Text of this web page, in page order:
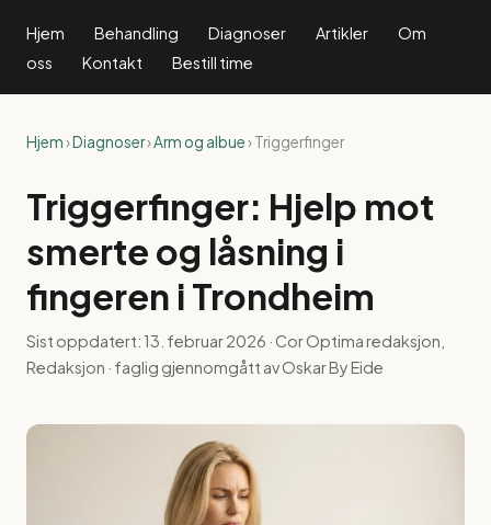
Hjem Behandling Diagnoser Artikler
Om
oss
Kontakt Bestill time
Hjem›Diagnoser›Arm og albue› Triggerfinger
Triggerfinger: Hjelp mot
smerte og låsning i
fingeren i Trondheim
Sist oppdatert:13. februar 2026 · Cor Optima redaksjon,
Redaksjon · faglig gjennomgått av Oskar By Eide